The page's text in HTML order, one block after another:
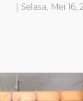
| Selasa, Mei 16,